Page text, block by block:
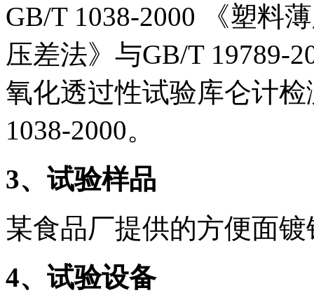
GB/T 1038-2000 《塑料
压差法》与GB/T 19789-
氧化透过性试验库仑计
1038-2000。
3、试验样品
某食品厂提供的方便面
4、试验设备